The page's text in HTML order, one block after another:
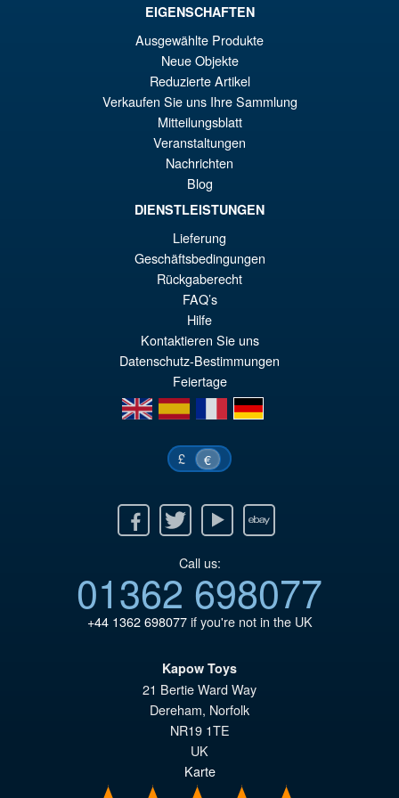
PRE ORDENA
S.H.Figuarts Demon Slayer
Kimetsu no Yaiba Inosuke
Hashibira Action Figure
PRE ORDENA
EIGENSCHAFTEN
Ausgewählte Produkte
Neue Objekte
Reduzierte Artikel
Verkaufen Sie uns Ihre Sammlung
Mitteilungsblatt
Veranstaltungen
Nachrichten
Blog
DIENSTLEISTUNGEN
Lieferung
Geschäftsbedingungen
Rückgaberecht
FAQ’s
Hilfe
Kontaktieren Sie uns
Datenschutz-Bestimmungen
Feiertage
en
es fr de
£ €
Twitter Youtube Ebay
Call us:
01362 698077
+44 1362 698077if you're not in the UK
Kapow Toys
21 Bertie Ward Way
Dereham, Norfolk
NR19 1TE
UK
Karte